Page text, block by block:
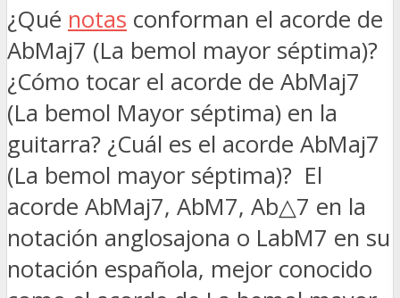
¿Qué notas conforman el acorde de
AbMaj7 (La bemol mayor séptima)?
¿Cómo tocar el acorde de AbMaj7
(La bemol Mayor séptima) en la
guitarra? ¿Cuál es el acorde AbMaj7
(La bemol mayor séptima)? El
acorde AbMaj7, AbM7, Ab△7 en la
notación anglosajona o LabM7 en su
notación española, mejor conocido